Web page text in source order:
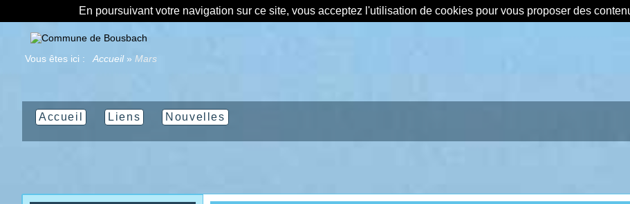
En poursuivant votre navigation sur ce site, vous acceptez l'utilisation de cookies pour vous proposer des
Vous êtes ici : Accueil » Mars
Accueil Liens Nouvelles